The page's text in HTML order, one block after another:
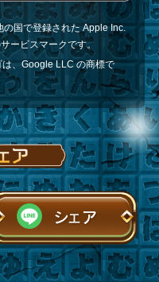
国で登録された Apple Inc.
ービスマークです。
、Google LLC の商標で
シェア